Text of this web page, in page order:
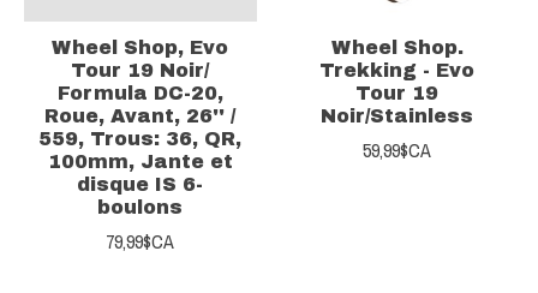
Wheel Shop, Evo
Tour 19 Noir/
Formula DC-20,
Roue, Avant, 26'' /
559, Trous: 36, QR,
100mm, Jante et
disque IS 6-
boulons
79,99$CA
Wheel Shop.
Trekking - Evo
Tour 19
Noir/Stainless
59,99$CA